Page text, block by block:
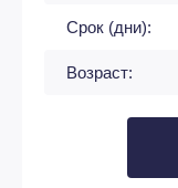
Срок (дни):
Возраст: